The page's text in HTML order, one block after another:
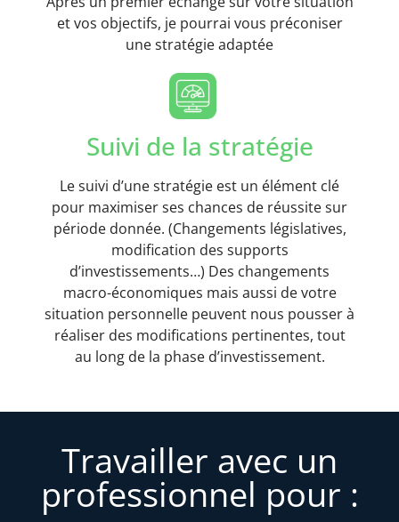
et vos objectifs, je pourrai vous préconiser
une stratégie adaptée
Suivi de la stratégie
Le suivi d’une stratégie est un élément clé
pour maximiser ses chances de réussite sur
période donnée. (Changements législatives,
modification des supports
d’investissements…) Des changements
macro-économiques mais aussi de votre
situation personnelle peuvent nous pousser à
réaliser des modifications pertinentes, tout
au long de la phase d’investissement.
Travailler avec un
professionnel pour :